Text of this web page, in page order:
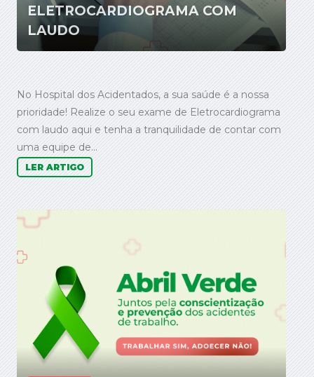
ELETROCARDIOGRAMA COM
LAUDO
No Hospital dos Acidentados, a sua saúde é a nossa
prioridade! Realize o seu exame de Eletrocardiograma
com laudo aqui e tenha a tranquilidade de contar com
uma equipe de...
LER ARTIGO